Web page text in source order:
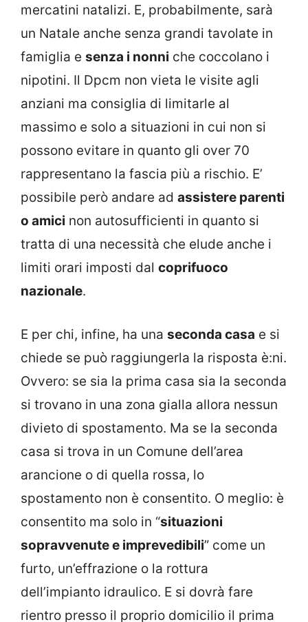
mercatini natalizi. E, probabilmente, sarà
un Natale anche senza grandi tavolate in
famiglia e senza i nonni che coccolano i
nipotini. Il Dpcm non vieta le visite agli
anziani ma consiglia di limitarle al
massimo e solo a situazioni in cui non si
possono evitare in quanto gli over 70
rappresentano la fascia più a rischio. E’
possibile però andare ad assistere parenti
o amici non autosufficienti in quanto si
tratta di una necessità che elude anche i
limiti orari imposti dal coprifuoco
nazionale.
E per chi, infine, ha una seconda casa e si
chiede se può raggiungerla la risposta è:ni.
Ovvero: se sia la prima casa sia la seconda
si trovano in una zona gialla allora nessun
divieto di spostamento. Ma se la seconda
casa si trova in un Comune dell’area
arancione o di quella rossa, lo
spostamento non è consentito. O meglio: è
consentito ma solo in “situazioni
sopravvenute e imprevedibili” come un
furto, un’effrazione o la rottura
dell’impianto idraulico. E si dovrà fare
rientro presso il proprio domicilio il prima